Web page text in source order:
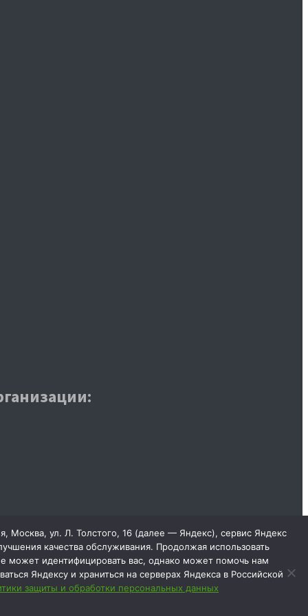
Москва, ул. Л. Толстого, 16 (далее — Яндекс), сервис Яндекс
качества обслуживания. Продолжая использовать
может идентифицировать вас, однако может помочь нам
Яндексу и храниться на серверах Яндекса в Российской
защиты и обработки персональных данных